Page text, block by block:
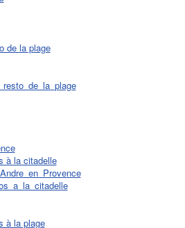
de la plage
à la citadelle
à la plage